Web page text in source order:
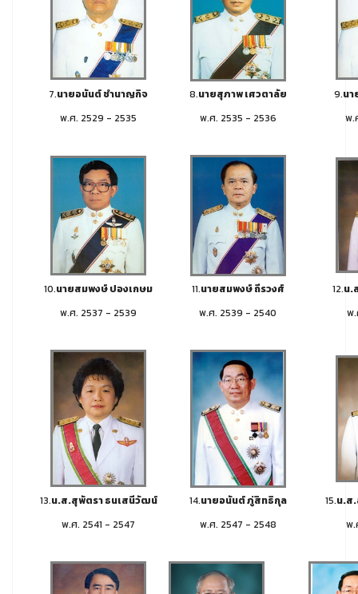
7.นายอนันต์ ชำนาญกิจ 8.นายสุภาพ เศวตาลัย 9.น
พ.ศ. 2529 - 2535
พ.ศ. 2535 - 2536 พ.
10.นายสมพงษ์ ปองเกษม 11.นายสมพงษ์ ถีรวงศ์ 12.น.
พ.ศ. 2537 - 2539
พ.ศ. 2539 - 2540 พ.
13.น.ส.สุพัตรา ธนเสนีวัฒน์ 14.นายอนันต์ ภู่สิทธิกุล 15.น.ส
พ.ศ. 2541 - 2547
พ.ศ. 2547 - 2548 พ.